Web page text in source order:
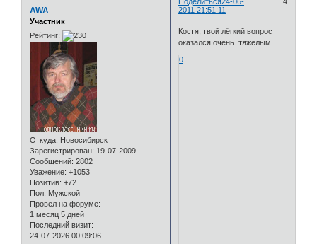
Поделиться 4
24-06-
2011 21:51:11
AWA
Участник
Рейтинг:
Откуда: Новосибирск
Зарегистрирован: 19-07-2009
Сообщений: 2802
Уважение: +1053
Позитив: +72
Пол: Мужской
Провел на форуме:
1 месяц 5 дней
Последний визит:
24-07-2026 00:09:06
Костя, твой лёгкий вопрос
оказался очень тяжёлым.
0